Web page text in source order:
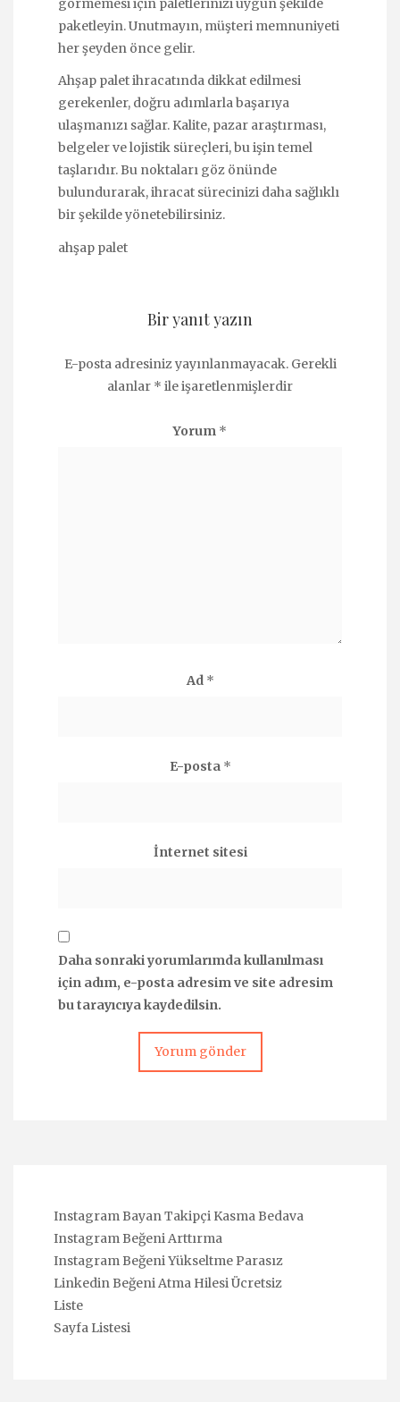
görmemesi için paletlerinizi uygun şekilde
paketleyin. Unutmayın, müşteri memnuniyeti
her şeyden önce gelir.
Ahşap palet ihracatında dikkat edilmesi
gerekenler, doğru adımlarla başarıya
ulaşmanızı sağlar. Kalite, pazar araştırması,
belgeler ve lojistik süreçleri, bu işin temel
taşlarıdır. Bu noktaları göz önünde
bulundurarak, ihracat sürecinizi daha sağlıklı
bir şekilde yönetebilirsiniz.
ahşap palet
Bir yanıt yazın
E-posta adresiniz yayınlanmayacak. Gerekli
alanlar * ile işaretlenmişlerdir
Yorum *
Ad *
E-posta *
İnternet sitesi
Daha sonraki yorumlarımda kullanılması
için adım, e-posta adresim ve site adresim
bu tarayıcıya kaydedilsin.
Instagram Bayan Takipçi Kasma Bedava
Instagram Beğeni Arttırma
Instagram Beğeni Yükseltme Parasız
Linkedin Beğeni Atma Hilesi Ücretsiz
Liste
Sayfa Listesi